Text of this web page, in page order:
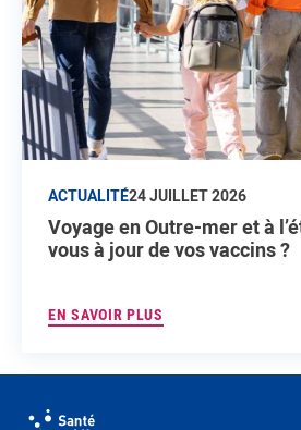
ACTUALITÉ24 JUILLET 2026
Voyage en Outre-mer et à
vous à jour de vos vaccins ?
EN SAVOIR PLUS